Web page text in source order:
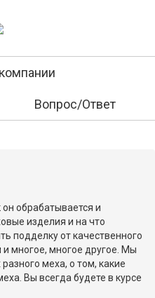
Вопрос/Ответ
он обрабатывается и
изделия и на что
подделку от качественного
многое, многое другое. Мы
меха, о том, какие
Вы всегда будете в курсе